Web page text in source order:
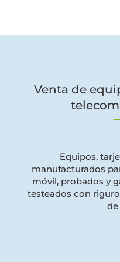
Venta de
Equipos,
manufacturados
móvil, probados y
testeados con